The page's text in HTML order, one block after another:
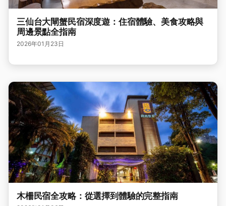
三仙台大閘蟹民宿深度遊：住宿體驗、美食攻略與
周邊景點全指南
2026年01月23日
木柵民宿全攻略：從選擇到體驗的完整指南